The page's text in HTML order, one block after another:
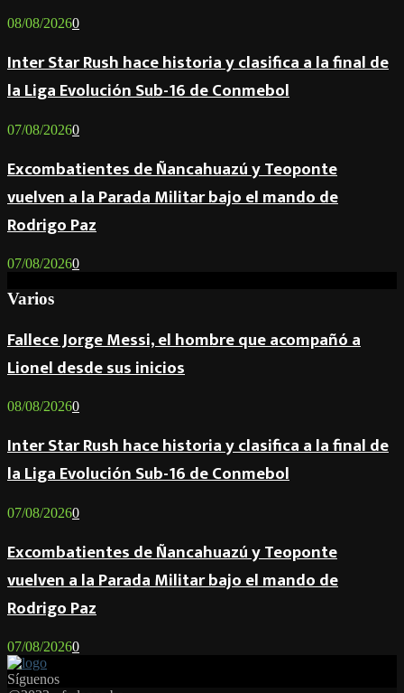
08/08/20260
Inter Star Rush hace historia y clasifica a la final de
la Liga Evolución Sub-16 de Conmebol
07/08/20260
Excombatientes de Ñancahuazú y Teoponte
vuelven a la Parada Militar bajo el mando de
Rodrigo Paz
07/08/20260
Varios
Fallece Jorge Messi, el hombre que acompañó a
Lionel desde sus inicios
08/08/20260
Inter Star Rush hace historia y clasifica a la final de
la Liga Evolución Sub-16 de Conmebol
07/08/20260
Excombatientes de Ñancahuazú y Teoponte
vuelven a la Parada Militar bajo el mando de
Rodrigo Paz
07/08/20260
Síguenos